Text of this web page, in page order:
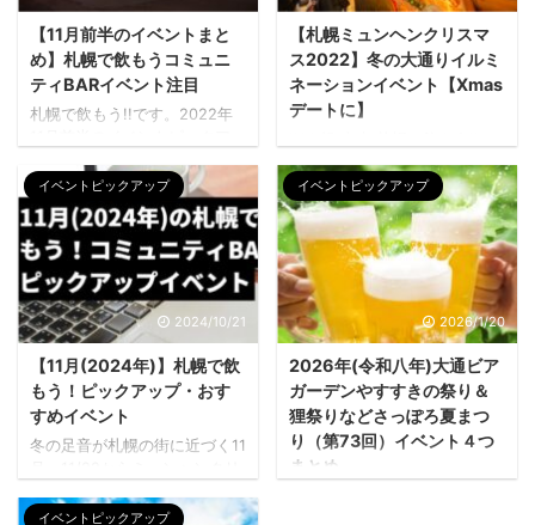
【11月前半のイベントまと
め】札幌で飲もうコミュニ
ティBARイベント注目
札幌で飲もう!!です。2022年
営 ストーブつけましたか？い
っきに雪虫が飛んで一層冬が
近くなった気がしますよね。11
月のイベントは盛りだくさ
ん！グルメにおいしいビー
ル！楽しんでいきましょう。
こちらのさつのもSNSもチェ
ック!! FBページ イベント情報
LINE イベントを掲載していた
けれどその後リンク先非表示
となっているものもありま
す。それは催行人数が達成せ
ず、悔しくも開催見合わせに
なったイベントです。開催の
お声をいただければまた企画
【札幌ミュンヘンクリスマ
ス2022】冬の大通りイルミ
ネーションイベント【Xmas
デートに】
ミュニティBARウェブスタッフ
の綾fitです。2022年12月のク
リスマスイベントで絶対見逃
せないのがミュンヘンクリス
マスですね。 この記事ではミ
ュンヘンクリスマスの見どこ
ろを個人的に調べて掲載して
います！ぜひミュンヘンクリ
スマスを訪れて、その足でBAR
へもいらしてください。 札幌
の地元人が楽しみにする冬の
イベントといえば「ミュンヘ
ンクリスマス」ですね。今年
は2022年11月22日（火）～12
月25日（日）におなじみ大通
イベントピックアップ
2024/10/21
【11月(2024年)】札幌で飲
もう！ピックアップ・おす
すめイベント
冬の足音が札幌の街に近づく11
トイルミネーションがスター
イベントピックアップ
2026/1/20
2026年(令和八年)大通ビア
ガーデンやすすきの祭り＆
狸祭りなどさっぽろ夏まつ
り（第73回）イベント４つ
まとめ
イベントピックアップ